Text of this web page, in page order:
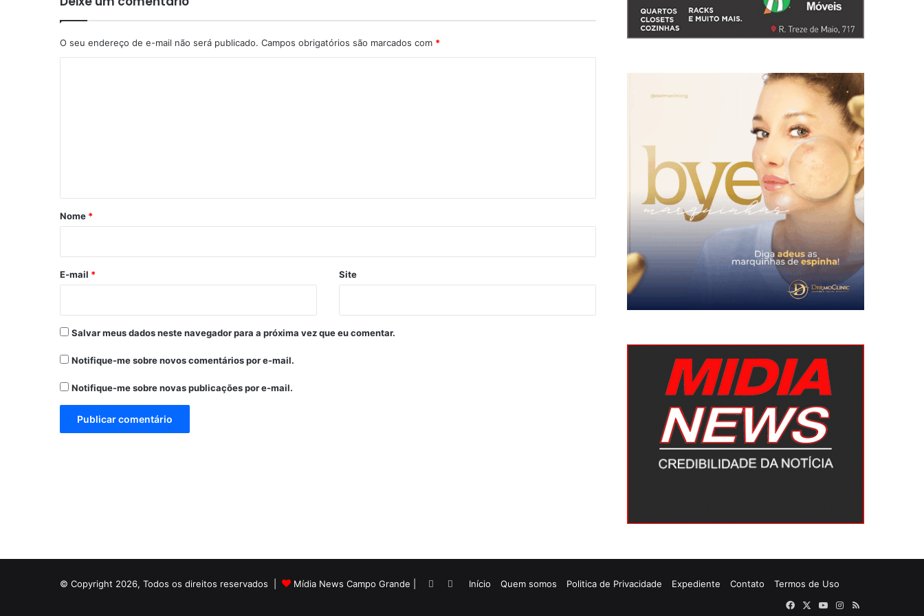
O seu endereço de e-mail não será publicado. Campos obrigatórios são marcados com *
r
*
Nome *
E-mail * Site
Salvar meus dados neste navegador para a próxima vez que eu comentar.
Notifique-me sobre novos comentários por e-mail.
Notifique-me sobre novas publicações por e-mail.
© Copyright 2026, Todos os direitos reservados | Mídia News Campo Grande | Início Quem somos Politica de Privacidade Expediente Contato Termos de Uso
Facebook
Twitter
FacebookYouTubeInstagram